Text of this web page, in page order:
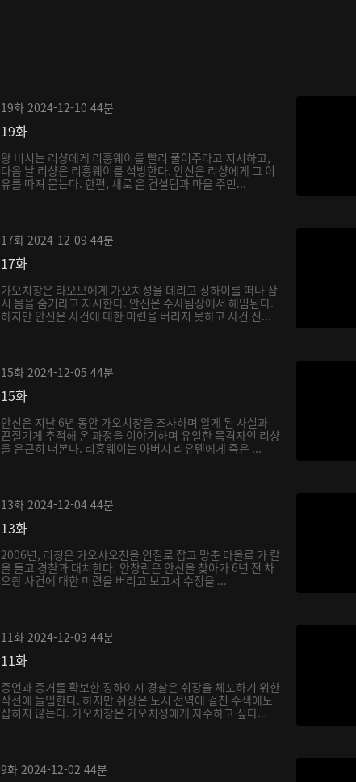
19화 2024-12-10 44분
19화
왕 비서는 리샹에게 리훙웨이를 빨리 풀어주라고 지시하고,
다음 날 리샹은 리훙웨이를 석방한다. 안신은 리샹에게 그 이
유를 따져 묻는다. 한편, 새로 온 건설팀과 마을 주민...
17화 2024-12-09 44분
17화
가오치창은 라오모에게 가오치성을 데리고 징하이를 떠나 잠
시 몸을 숨기라고 지시한다. 안신은 수사팀장에서 해임된다.
하지만 안신은 사건에 대한 미련을 버리지 못하고 사건 진...
15화 2024-12-05 44분
15화
안신은 지난 6년 동안 가오치창을 조사하며 알게 된 사실과
끈질기게 추적해 온 과정을 이야기하며 유일한 목격자인 리샹
을 은근히 떠본다. 리훙웨이는 아버지 리유톈에게 죽은 ...
13화 2024-12-04 44분
13화
2006년, 리칭은 가오샤오천을 인질로 잡고 망춘 마을로 가 칼
을 들고 경찰과 대치한다. 안창린은 안신을 찾아가 6년 전 차
오촹 사건에 대한 미련을 버리고 보고서 수정을 ...
11화 2024-12-03 44분
11화
증언과 증거를 확보한 징하이시 경찰은 쉬장을 체포하기 위한
작전에 돌입한다. 하지만 쉬장은 도시 전역에 걸친 수색에도
잡히지 않는다. 가오치창은 가오치성에게 자수하고 싶다...
9화 2024-12-02 44분